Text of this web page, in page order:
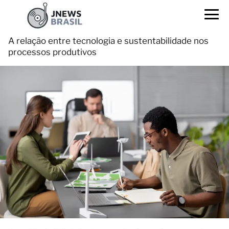
A relação entre tecnologia e sustentabilidade nos
processos produtivos